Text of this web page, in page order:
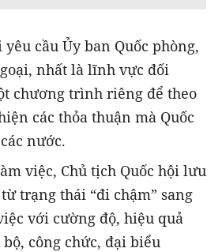
yêu cầu Ủy ban Quốc phòng,
nhất là lĩnh vực đối
chương trình riêng để theo
các thỏa thuận mà Quốc
nước.
việc, Chủ tịch Quốc hội lưu
trạng thái “đi chậm” sang
với cường độ, hiệu quả
công chức, đại biểu